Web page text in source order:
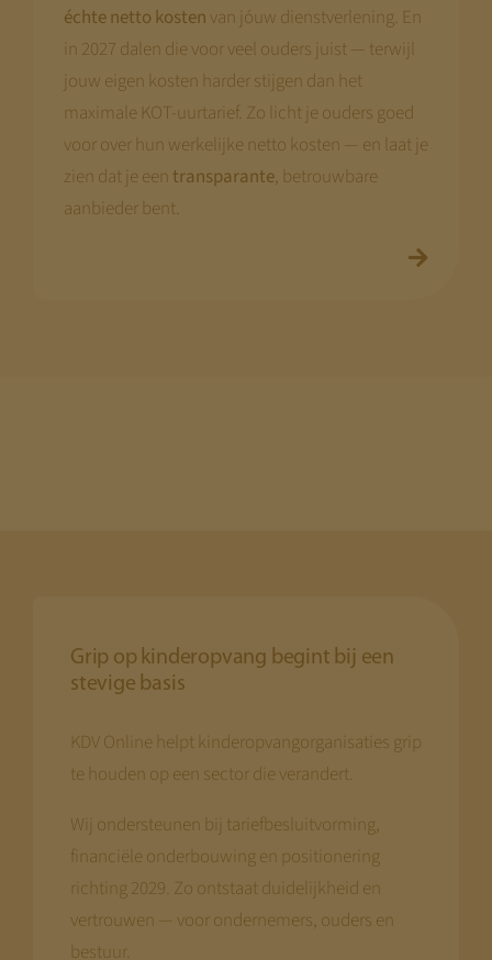
échte netto kostenvan jóuw dienstverlening. En
in 2027 dalen die voor veel ouders juist — terwijl
jouw eigen kosten harder stijgen dan het
maximale KOT-uurtarief. Zo licht je ouders goed
voor over hun werkelijke netto kosten — en laat je
zien dat je eentransparante, betrouwbare
aanbieder bent.
Grip op kinderopvang begint bij een
stevige basis
KDV Online helpt kinderopvangorganisaties grip
te houden op een sector die verandert.
Wij ondersteunen bij tariefbesluitvorming,
financiële onderbouwing en positionering
richting 2029. Zo ontstaat duidelijkheid en
vertrouwen — voor ondernemers, ouders en
bestuur.